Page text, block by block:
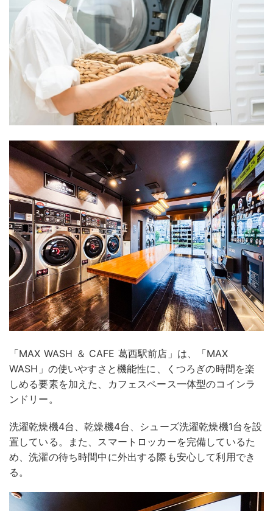
「MAX WASH ＆ CAFE 葛西駅前店」は、「MAX
WASH」の使いやすさと機能性に、くつろぎの時間を楽
しめる要素を加えた、カフェスペース一体型のコインラ
ンドリー。
洗濯乾燥機4台、乾燥機4台、シューズ洗濯乾燥機1台を設
置している。また、スマートロッカーを完備しているた
め、洗濯の待ち時間中に外出する際も安心して利用でき
る。